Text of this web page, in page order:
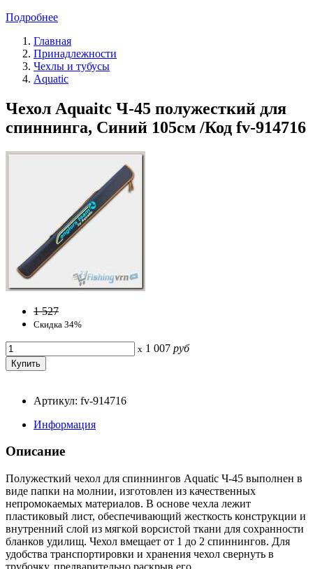
Подробнее
Главная
Принадлежности
Чехлы и тубусы
Aquatic
Чехол Aquaitc Ч-45 полужесткий для
спиннинга, Синий 105см /Код fv-914716
1 527
Скидка 34%
x 1 007 руб
Артикул: fv-914716
Информация
Описание
Полужесткий чехол для спиннингов Aquatic Ч-45 выполнен в
виде папки на молнии, изготовлен из качественных
непромокаемых материалов. В основе чехла лежит
пластиковый лист, обеспечивающий жесткость конструкции и
внутренний слой из мягкой ворсистой ткани для сохранности
бланков удилищ. Чехол вмещает от 1 до 2 спиннингов. Для
удобства транспортировки и хранения чехол свернуть в
трубочку, предварительно раскрыв его.